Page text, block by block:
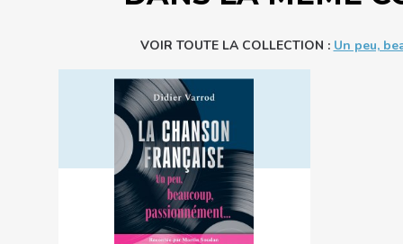
VOIR TOUTE LA COLLECTION : Un peu,